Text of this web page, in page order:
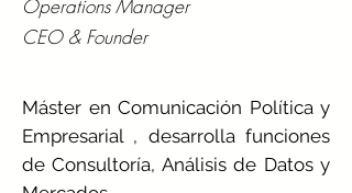
Operations Manager
CEO & Founder
Máster en Comunicación Política y
Empresarial , desarrolla funciones
de Consultoría, Análisis de Datos y